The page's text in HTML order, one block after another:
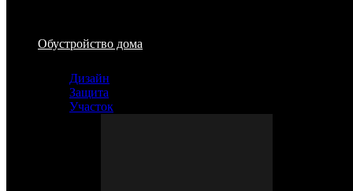
Обустройство дома
Дизайн
Защита
Участок